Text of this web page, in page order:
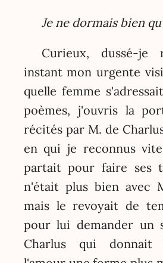
Je ne dormais bien
Curieux, dussé-je
instant mon urgente
quelle femme
poèmes, j'ouvris la
récités par M. de
en qui je reconnus
partait pour faire ses
n'était plus bien avec
mais le revoyait de
pour lui demander un
Charlus qui donnait